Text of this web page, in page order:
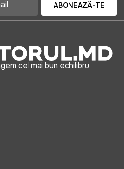
ABONEAZĂ-TE
cel mai bun echilibru